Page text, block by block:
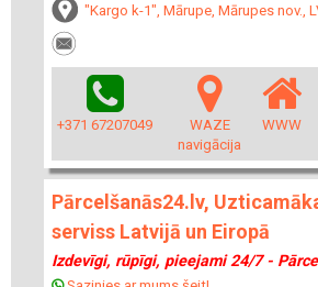
"Kargo k-1", Mārupe, Mārupes nov.,
+371 67207049
WAZE
navigācija
WWW
Pārcelšanās24.lv,
serviss Latvijā un Eiropā
Izdevīgi, rūpīgi, pieejami 24/7 -